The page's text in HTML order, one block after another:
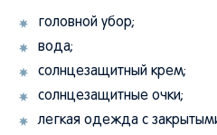
головной убор;
вода;
солнцезащитный крем;
солнцезащитные очки;
легкая одежда с